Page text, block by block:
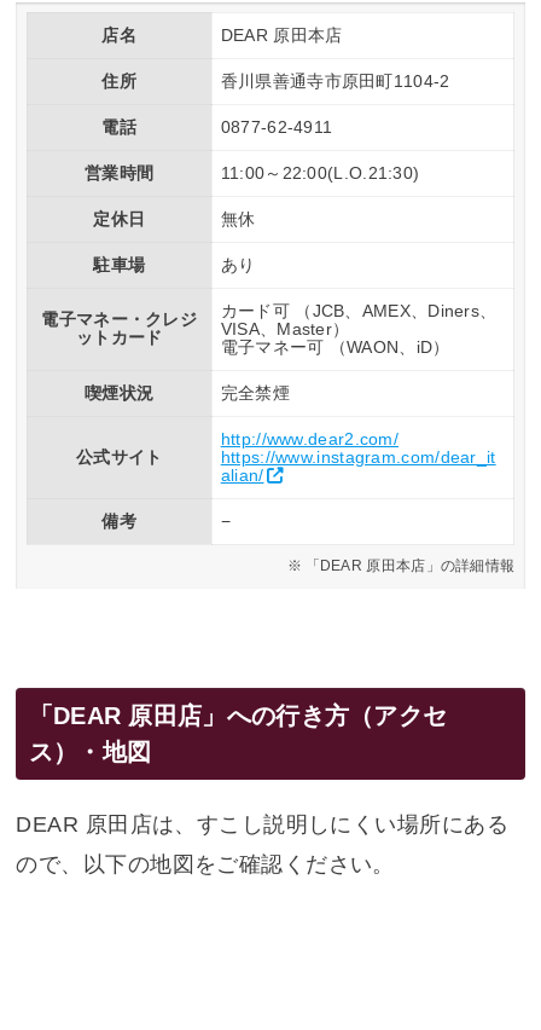
店名 DEAR 原田本店
住所 香川県善通寺市原田町1104-2
電話 0877-62-4911
営業時間 11:00～22:00(L.O.21:30)
定休日 無休
駐車場 あり
電子マネー・クレジ
ットカード
カード可 （JCB、AMEX、Diners、
VISA、Master）
電子マネー可 （WAON、iD）
喫煙状況 完全禁煙
公式サイト
http://www.dear2.com/
https://www.instagram.com/dear_it
alian/
備考 −
「DEAR 原田本店」の詳細情報
「DEAR 原田店」への行き方（アクセ
ス）・地図
DEAR 原田店は、すこし説明しにくい場所にある
ので、以下の地図をご確認ください。